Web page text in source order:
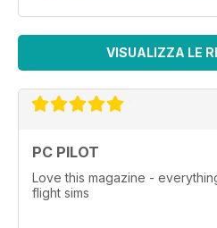
VISUALIZZA LE
PC PILOT
Love this magazine -
flight sims